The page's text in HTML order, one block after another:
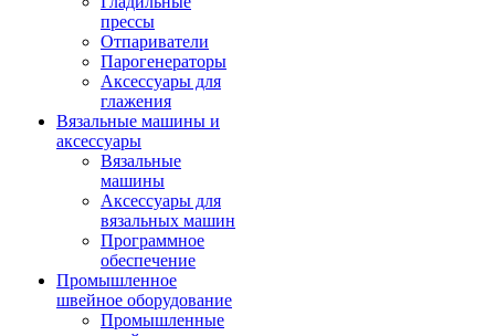
прессы
Отпариватели
Парогенераторы
Аксессуары для
глажения
Вязальные машины и
аксессуары
Вязальные
машины
Аксессуары для
вязальных машин
Программное
обеспечение
Промышленное
швейное оборудование
Промышленные